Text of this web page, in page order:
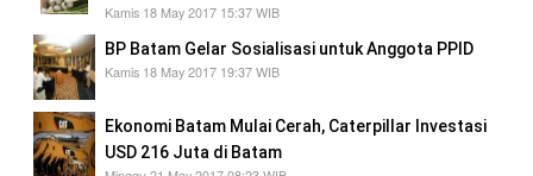
Kamis 18 May 2017 15:37 WIB
BP Batam Gelar Sosialisasi untuk Anggota PPID
Kamis 18 May 2017 19:37 WIB
Ekonomi Batam Mulai Cerah, Caterpillar Investasi
USD 216 Juta di Batam